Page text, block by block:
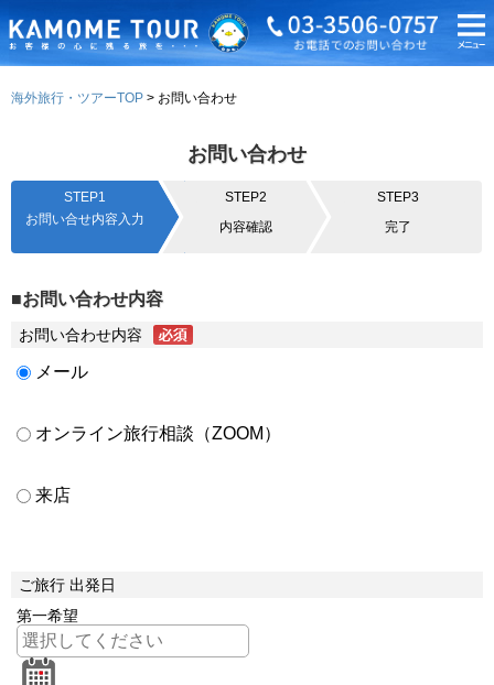
海外旅行・ツアーTOP お問い合わせ
お問い合わせ
STEP1
お問い合せ内容入力
STEP2
内容確認
STEP3
完了
■お問い合わせ内容
お問い合わせ内容
メール
オンライン旅行相談（ZOOM）
来店
ご旅行 出発日
第一希望